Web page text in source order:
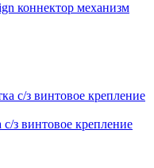
коннектор механизм
з винтовое крепление